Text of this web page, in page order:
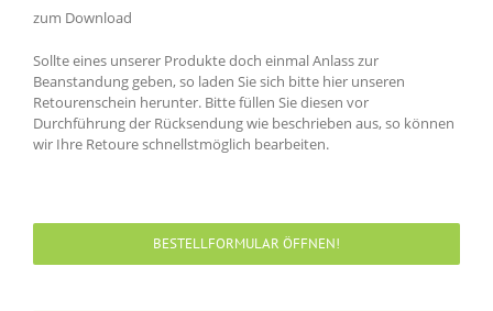
zum Download
Sollte eines unserer Produkte doch einmal Anlass zur
Beanstandung geben, so laden Sie sich bitte hier unseren
Retourenschein herunter. Bitte füllen Sie diesen vor
Durchführung der Rücksendung wie beschrieben aus, so können
wir Ihre Retoure schnellstmöglich bearbeiten.
BESTELLFORMULAR ÖFFNEN!